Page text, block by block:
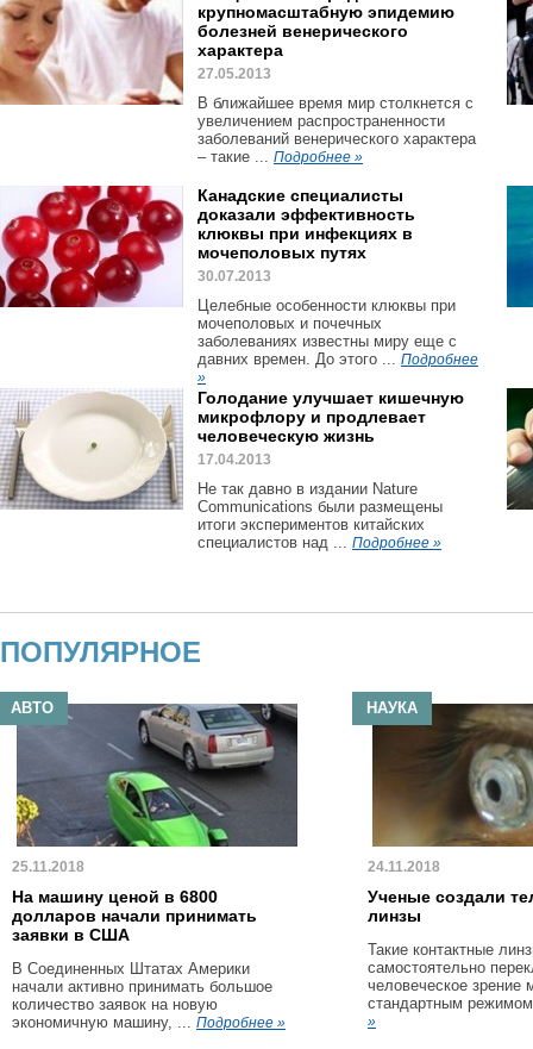
крупномасштабную эпидемию
болезней венерического
характера
27.05.2013
В ближайшее время мир столкнется с
увеличением распространенности
заболеваний венерического характера
– такие ... Подробнее »
Канадские специалисты
доказали эффективность
клюквы при инфекциях в
мочеполовых путях
30.07.2013
Целебные особенности клюквы при
мочеполовых и почечных
заболеваниях известны миру еще с
давних времен. До этого ... Подробнее
»
Голодание улучшает кишечную
микрофлору и продлевает
человеческую жизнь
17.04.2013
Не так давно в издании Nature
Communications были размещены
итоги экспериментов китайских
специалистов над ... Подробнее »
ПОПУЛЯРНОЕ
АВТО
25.11.2018
На машину ценой в 6800
долларов начали принимать
заявки в США
В Соединенных Штатах Америки
начали активно принимать большое
количество заявок на новую
экономичную машину, ... Подробнее »
НАУКА
24.11.2018
Ученые создали
линзы
Такие контактные
самостоятельно
человеческое зрение
стандартным
»